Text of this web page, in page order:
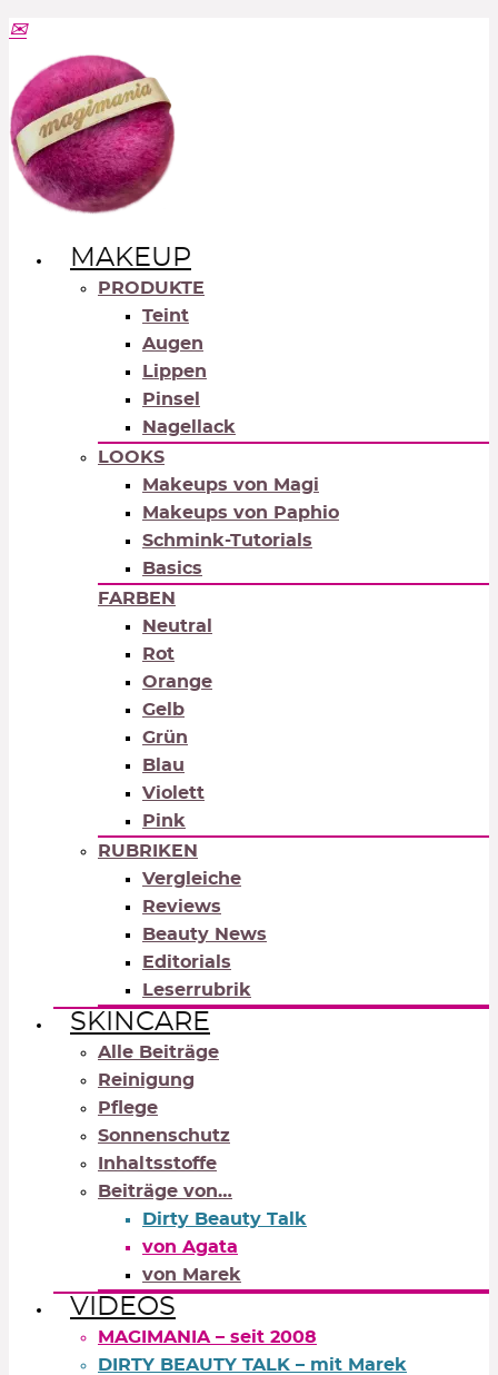
MAKEUP
PRODUKTE
Teint
Augen
Lippen
Pinsel
Nagellack
LOOKS
Makeups von Magi
Makeups von Paphio
Schmink-Tutorials
Basics
FARBEN
Neutral
Rot
Orange
Gelb
Grün
Blau
Violett
Pink
RUBRIKEN
Vergleiche
Reviews
Beauty News
Editorials
Leserrubrik
SKINCARE
Alle Beiträge
Reinigung
Pflege
Sonnenschutz
Inhaltsstoffe
Beiträge von…
Dirty Beauty Talk
von Agata
von Marek
VIDEOS
MAGIMANIA – seit 2008
DIRTY BEAUTY TALK – mit Marek